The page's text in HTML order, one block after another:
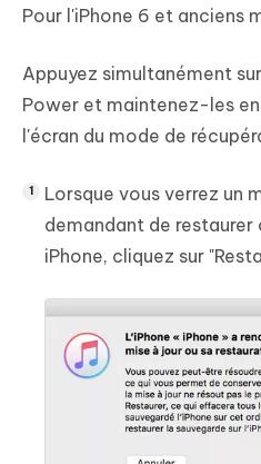
Pour l'iPhone 6 et anciens
Appuyez simultanément
Power et maintenez-les
l'écran du mode de
Lorsque vous verrez un
demandant de
iPhone, cliquez sur